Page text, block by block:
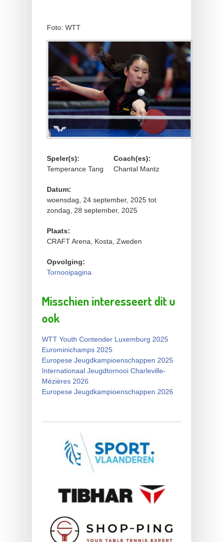
Foto: WTT
Speler(s):
Temperance Tang
Coach(es):
Chantal Mantz
Datum:
woensdag, 24 september, 2025 tot
zondag, 28 september, 2025
Plaats:
CRAFT Arena, Kosta, Zweden
Opvolging:
Tornooipagina
Misschien interesseert dit u
ook
WTT Youth Contender Luxemburg 2025
Eurominichamps 2025
Europese Jeugdkampioenschappen 2025
Internationaal Jeugdtornooi Charleville-
Mézières 2026
Europese Jeugdkampioenschappen 2026